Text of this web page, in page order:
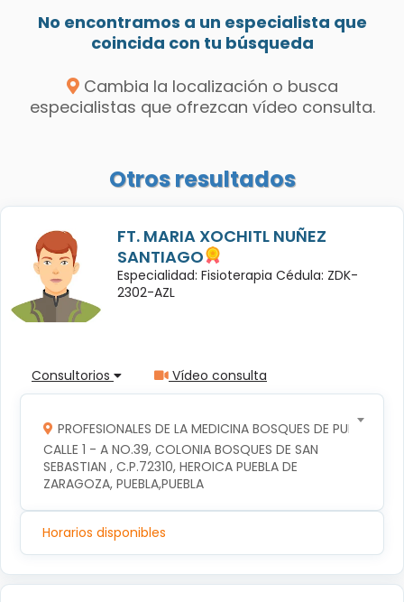
No encontramos a un especialista que
coincida con tu búsqueda
Cambia la localización o busca
especialistas que ofrezcan vídeo consulta.
Otros resultados
FT. MARIA XOCHITL NUÑEZ
SANTIAGO
Especialidad: Fisioterapia Cédula: ZDK-
2302-AZL
Consultorios Vídeo consulta
PROFESIONALES DE LA MEDICINA BOSQUES DE PUEBLA S
CALLE 1 - A NO.39, COLONIA BOSQUES DE SAN
SEBASTIAN , C.P.72310, HEROICA PUEBLA DE
ZARAGOZA, PUEBLA,PUEBLA
Horarios disponibles